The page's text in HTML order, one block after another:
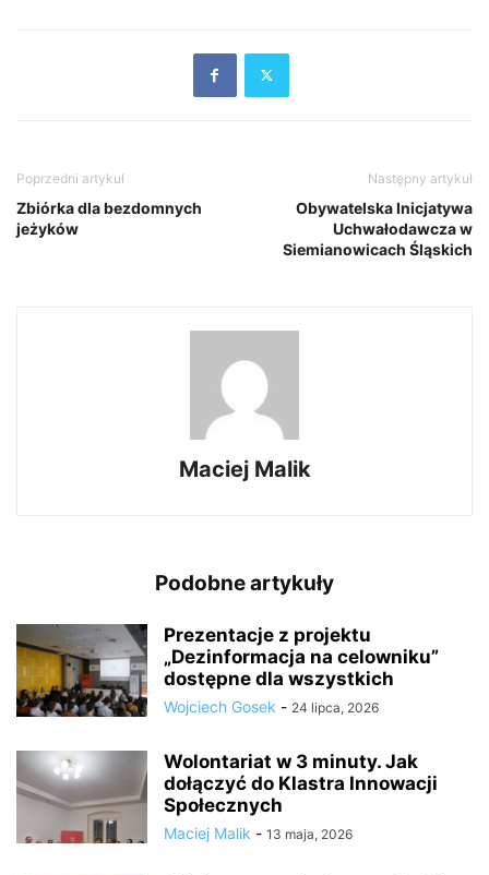
Poprzedni artykuł
Zbiórka dla bezdomnych
jeżyków
Następny artykuł
Obywatelska Inicjatywa
Uchwałodawcza w
Siemianowicach Śląskich
Maciej Malik
Podobne artykuły
Prezentacje z projektu
„Dezinformacja na celowniku”
dostępne dla wszystkich
Wojciech Gosek - 24 lipca, 2026
Wolontariat w 3 minuty. Jak
dołączyć do Klastra Innowacji
Społecznych
Maciej Malik - 13 maja, 2026